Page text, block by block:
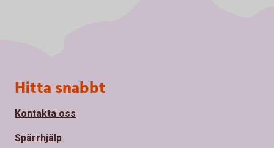
Sidfot
Hitta snabbt
Kontakta oss
Spärrhjälp